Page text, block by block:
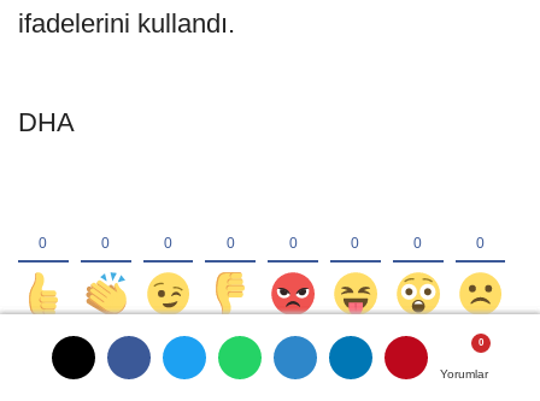
Yorumlar
Yorumlar
Yorumlar
ifadelerini kullandı.
DHA